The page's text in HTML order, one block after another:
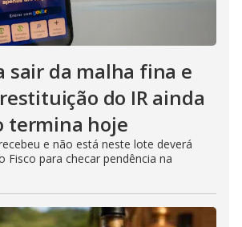
sair da malha fina e
do IR ainda
termina hoje
e não está neste lote deverá
Fisco para checar pendência na